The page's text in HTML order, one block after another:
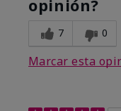
opinión?
7 0
Marcar esta